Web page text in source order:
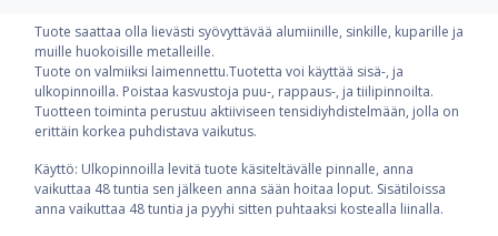
Tuote saattaa olla lievästi syövyttävää alumiinille, sinkille, kuparille ja
muille huokoisille metalleille.
Tuote on valmiiksi laimennettu.Tuotetta voi käyttää sisä-, ja
ulkopinnoilla. Poistaa kasvustoja puu-, rappaus-, ja tiilipinnoilta.
Tuotteen toiminta perustuu aktiiviseen tensidiyhdistelmään, jolla on
erittäin korkea puhdistava vaikutus.
Käyttö: Ulkopinnoilla levitä tuote käsiteltävälle pinnalle, anna
vaikuttaa 48 tuntia sen jälkeen anna sään hoitaa loput. Sisätiloissa
anna vaikuttaa 48 tuntia ja pyyhi sitten puhtaaksi kostealla liinalla.